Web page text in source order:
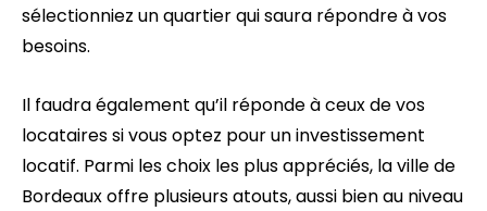
sélectionniez un quartier qui saura répondre à vos
besoins.
Il faudra également qu’il réponde à ceux de vos
locataires si vous optez pour un investissement
locatif. Parmi les choix les plus appréciés, la ville de
Bordeaux offre plusieurs atouts, aussi bien au niveau